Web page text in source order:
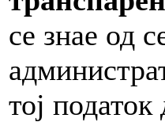
се знае од
тој